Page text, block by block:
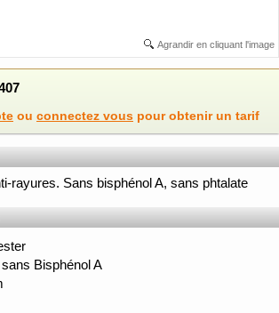
Agrandir en cliquant l'image
ou connectez vous pour obtenir un tarif
rayures. Sans bisphénol A, sans phtalate
Bisphénol A